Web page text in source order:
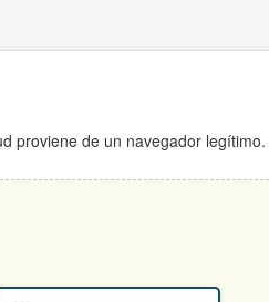
proviene de un navegador legítimo.